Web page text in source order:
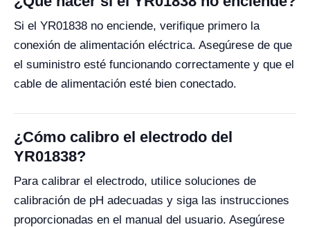
Si el YR01838 no enciende, verifique primero la
conexión de alimentación eléctrica. Asegúrese de que
el suministro esté funcionando correctamente y que el
cable de alimentación esté bien conectado.
¿Cómo calibro el electrodo del
YR01838?
Para calibrar el electrodo, utilice soluciones de
calibración de pH adecuadas y siga las instrucciones
proporcionadas en el manual del usuario. Asegúrese